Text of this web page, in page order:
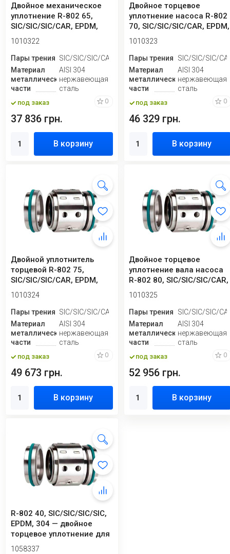
Двойное механическое
уплотнение R-802 65,
SIC/SIC/SIC/CAR, EPDM,
304
1010322
Пары трения SIC/SIC/SIC/CAR
Материал
металлической
части
AISI 304
нержавеющая
сталь
под заказ 0
37 836 грн.
В корзину
Двойное торцевое
уплотнение насоса R-802
70, SIC/SIC/SIC/CAR, EPDM,
304
1010323
Пары трения
SIC/SIC/SIC/
Материал
металлической
части
AISI 304
нержавеющая
сталь
под заказ 0
46 329 грн.
В корзину
Двойной уплотнитель
торцевой R-802 75,
SIC/SIC/SIC/CAR, EPDM,
304
1010324
Пары трения SIC/SIC/SIC/CAR
Материал
металлической
части
AISI 304
нержавеющая
сталь
под заказ 0
49 673 грн.
В корзину
Двойное торцевое
уплотнение вала насоса
R-802 80, SIC/SIC/SIC/CAR,
EPDM, 304
1010325
Пары трения
SIC/SIC/SIC/
Материал
металлической
части
AISI 304
нержавеющая
сталь
под заказ 0
52 956 грн.
В корзину
R-802 40, SIC/SIC/SIC/SIC,
EPDM, 304 — двойное
торцевое уплотнение для
насоса...
1058337